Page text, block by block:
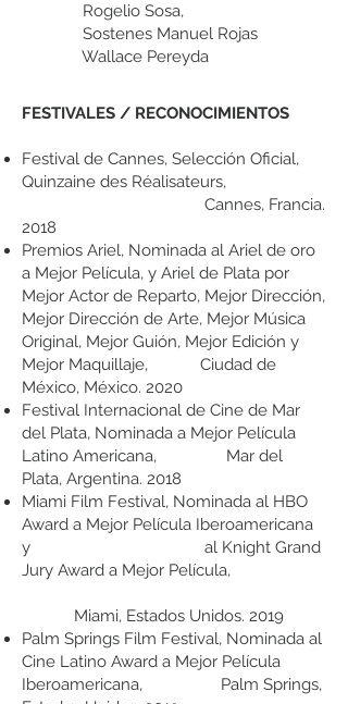
Rogelio Sosa,
Sostenes Manuel Rojas
Wallace Pereyda
​FESTIVALES / RECONOCIMIENTOS
Festival de Cannes, Selección Oficial,
Quinzaine des Réalisateurs,
Cannes, Francia.
2018
Premios Ariel, Nominada al Ariel de oro
a Mejor Película, y Ariel de Plata por
Mejor Actor de Reparto, Mejor Dirección,
Mejor Dirección de Arte, Mejor Música
Original, Mejor Guión, Mejor Edición y
Mejor Maquillaje,
Ciudad de
México, México. 2020
Festival Internacional de Cine de Mar
del Plata, Nominada a Mejor Película
Latino Americana, Mar del
Plata, Argentina. 2018
Miami Film Festival, Nominada al HBO
Award a Mejor Película Iberoamericana
y al Knight Grand
Jury Award a Mejor Película,
Miami, Estados Unidos. 2019
Palm Springs Film Festival, Nominada al
Cine Latino Award a Mejor Película
Iberoamericana, Palm Springs,